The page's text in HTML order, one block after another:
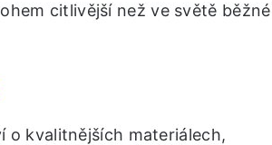
citlivější než ve světě běžné
o kvalitnějších materiálech,